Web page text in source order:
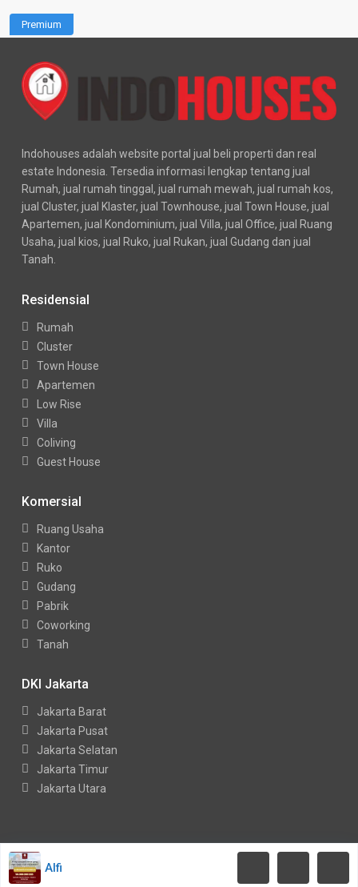
Premium
Indohouses adalah website portal jual beli properti dan real
estate Indonesia. Tersedia informasi lengkap tentang jual
Rumah, jual rumah tinggal, jual rumah mewah, jual rumah kos,
jual Cluster, jual Klaster, jual Townhouse, jual Town House, jual
Apartemen, jual Kondominium, jual Villa, jual Office, jual Ruang
Usaha, jual kios, jual Ruko, jual Rukan, jual Gudang dan jual
Tanah.
Residensial
Rumah
Cluster
Town House
Apartemen
Low Rise
Villa
Coliving
Guest House
Komersial
Ruang Usaha
Kantor
Ruko
Gudang
Pabrik
Coworking
Tanah
DKI Jakarta
Jakarta Barat
Jakarta Pusat
Jakarta Selatan
Jakarta Timur
Jakarta Utara
Copyright Indohouses. All Rights Reserved.
Kebijakan Privasi
Alfi